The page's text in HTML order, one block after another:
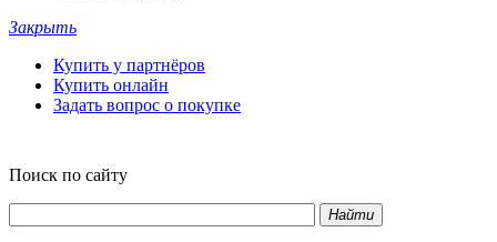
Закрыть
Купить у партнёров
Купить онлайн
Задать вопрос о покупке
Поиск по сайту
Найти